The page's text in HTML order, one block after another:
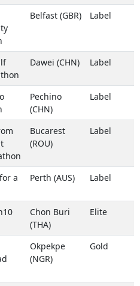
Belfast (GBR) Label
Dawei (CHN) Label
Pechino
(CHN)
Label
Bucarest
(ROU)
Label
a
Perth (AUS) Label
Chon Buri
(THA)
Elite
Okpekpe
(NGR)
Gold